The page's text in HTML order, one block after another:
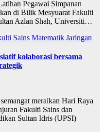
Pegawai Simpanan
di Bilik Mesyuarat Fakulti
Azlan Shah, Universiti…
Sains Matematik Jaringan
kolaborasi bersama
meraikan Hari Raya
Fakulti Sains dan
Sultan Idris (UPSI)